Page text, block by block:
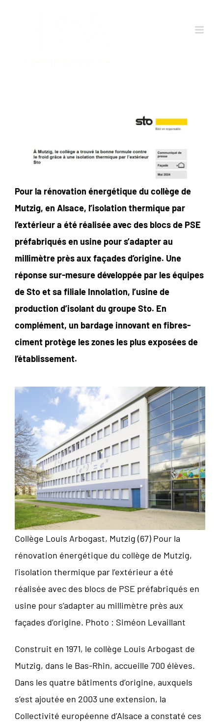
Pour la rénovation énergétique du collège de
Mutzig, en Alsace, l’isolation thermique par
l’extérieur a été réalisée avec des blocs de PSE
préfabriqués en usine pour s’adapter au
millimètre près aux façades d’origine. Une
réponse sur-mesure développée par les équipes
de Sto et sa filiale Innolation, l’usine de
production d’isolant du groupe Sto. En
complément, un bardage innovant en fibres-
ciment protège les zones les plus exposées de
l’établissement.
Collège Louis Arbogast, Mutzig (67) Pour la
rénovation énergétique du collège de Mutzig,
l’isolation thermique par l’extérieur a été
réalisée avec des blocs de PSE préfabriqués en
usine pour s’adapter au millimètre près aux
façades d’origine. Photo : Siméon Levaillant
Construit en 1971, le collège Louis Arbogast de
Mutzig, dans le Bas-Rhin, accueille 700 élèves.
Dans les quatre bâtiments d’origine, auxquels
s’est ajoutée en 2003 une extension, la
Collectivité européenne d’Alsace a constaté ces